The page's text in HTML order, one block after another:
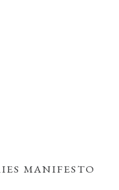
MANIFESTO